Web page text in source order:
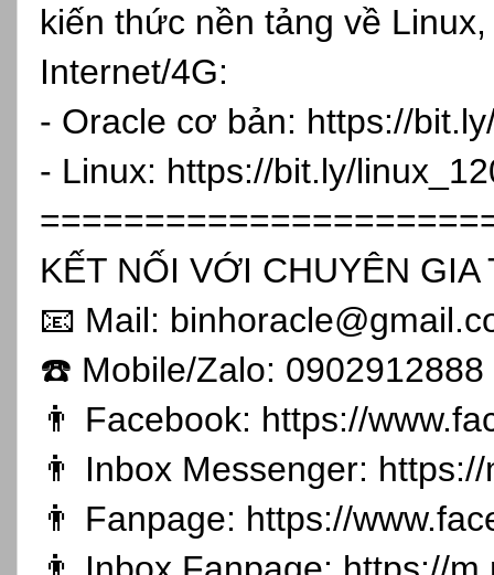
kiến thức nền tảng về
Internet/4G:
- Oracle cơ bản: https://
- Linux: https://bit.ly/
KẾT NỐI VỚI CHUYÊN GIA
📧 Mail:
☎️ Mobile/Zalo: 0902912888
👨 Facebook: https://
👨 Inbox Messenger:
👨 Fanpage: https://